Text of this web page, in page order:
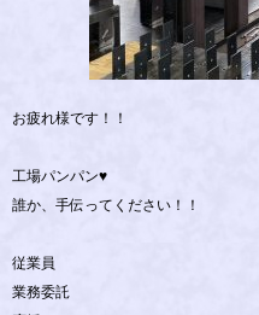
お疲れ様です！！
工場パンパン♥️
誰か、手伝ってください！！
従業員
業務委託